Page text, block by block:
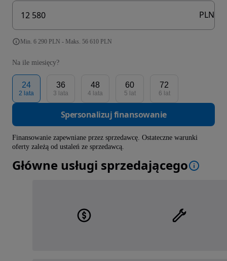
PLN
Min. 6 290 PLN - Maks. 56 610 PLN
Na ile miesięcy?
24
2 lata
36
3 lata
48
4 lata
60
5 lat
72
6 lat
Spersonalizuj finansowanie
Finansowanie zapewniane przez sprzedawcę. Ostateczne warunki
oferty zależą od ustaleń ze sprzedawcą.
Główne usługi sprzedającego